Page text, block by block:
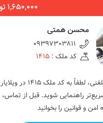
1,650,000 تومان
محسن همتی
09397303811
کد ملک : 1415
هنگام تماس تلفنی، لطفاً به کد ملک 1415 در ویلایار
راهنمایی شوید. قبل از تماس،
امن و قوانین را بخوانید